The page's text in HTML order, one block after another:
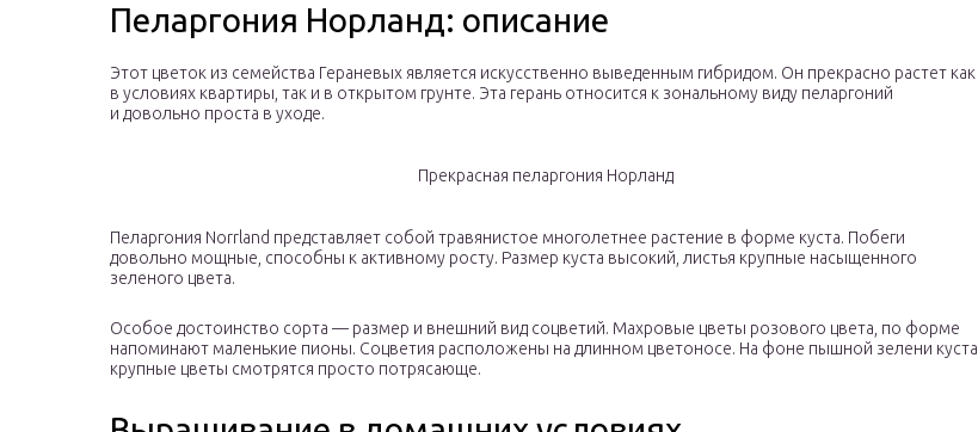
Пеларгония Норланд: описание
Этот цветок из семейства Гераневых является искусственно выведенным гибридом. Он прекрасно растет как
в условиях квартиры, так и в открытом грунте. Эта герань относится к зональному виду пеларгоний
и довольно проста в уходе.
Прекрасная пеларгония Норланд
Пеларгония Norrland представляет собой травянистое многолетнее растение в форме куста. Побеги
довольно мощные, способны к активному росту. Размер куста высокий, листья крупные насыщенного
зеленого цвета.
Особое достоинство сорта — размер и внешний вид соцветий. Махровые цветы розового цвета, по форме
напоминают маленькие пионы. Соцветия расположены на длинном цветоносе. На фоне пышной зелени куста
крупные цветы смотрятся просто потрясающе.